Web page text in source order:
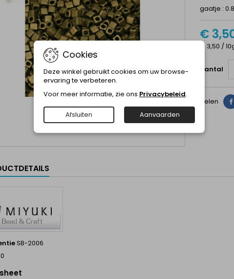
gaatje :
€
€ 3,50 /
Aantal
Delen
SB-2006
0
Cookies
Deze winkel gebruikt cookies om uw browse-
ervaring te verbeteren.
Voor meer informatie, zie ons Privacybeleid.
Afsluiten Aanvaarden